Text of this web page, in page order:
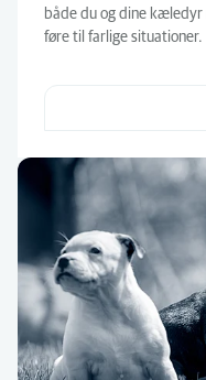
både du og dine
føre til farlige situationer.